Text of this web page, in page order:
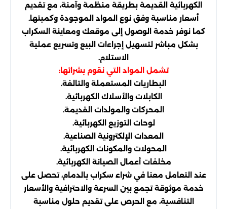
الكهربائية القديمة بطريقة منظمة وآمنة، مع تقديم
أسعار مناسبة وفق نوع المواد الموجودة وكميتها.
كما نوفر خدمة الوصول إلى موقعك ومعاينة السكراب
بشكل مباشر لتسهيل إجراءات البيع وتسريع عملية
الاستلام.
تشمل المواد التي نقوم بشرائها:
البطاريات المستعملة والتالفة.
الكابلات والأسلاك الكهربائية.
المحركات والمولدات القديمة.
لوحات التوزيع الكهربائية.
المعدات الإلكترونية الصناعية.
المحولات والمكونات الكهربائية.
مخلفات أعمال الصيانة الكهربائية.
عند التعامل معنا في شراء سكراب بالدمام، تحصل على
خدمة موثوقة تجمع بين السرعة والاحترافية والأسعار
التنافسية، مع الحرص على تقديم حلول مناسبة